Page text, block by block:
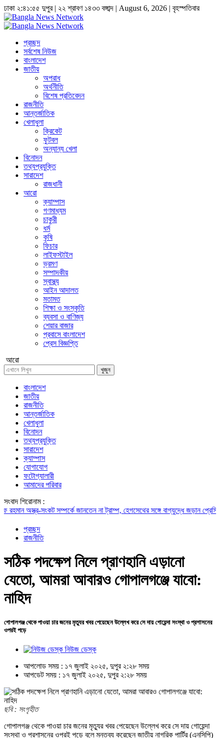
ঢাকা ২:৪১:৫৫ দুপুর| ২২ শ্রাবণ ১৪৩৩ বঙ্গাব্দ | August 6, 2026 | বৃহস্পতিবার
প্রচ্ছদ
সর্বশেষ নিউজ
বাংলাদেশ
জাতীয়
অপরাধ
অর্থনীতি
বিশেষ প্রতিবেদন
রাজনীতি
আন্তর্জাতিক
খেলাধুলা
ক্রিকেট
ফুটবল
অন্যান্য খেলা
বিনোদন
তথ্যপ্রযুক্তি
সারাদেশ
রাজধানী
আরো
ক্যাম্পাস
গণমাধ্যম
চাকুরী
ধর্ম
কৃষি
ফিচার
লাইফস্টাইল
ভ্রমণ
সম্পাদকীয়
স্বাস্থ্য
আইন আদালত
মতামত
শিক্ষা ও সংস্কৃতি
ব্যবসা ও বাণিজ্য
শেয়ার বাজার
প্রবাসে বাংলাদেশ
প্রেস বিজ্ঞপ্তি
আরো
খুজুন
বাংলাদেশ
জাতীয়
রাজনীতি
আন্তর্জাতিক
খেলাধুলা
বিনোদন
তথ্যপ্রযুক্তি
সারাদেশ
ক্যাম্পাস
যোগাযোগ
ফটোগ্যালারী
আমাদের পরিবার
সংবাদ শিরোনাম :
অস্ত্র-সংকট সম্পর্কে জানতেন না ট্রাম্প, হেগসেথের সঙ্গে বাগ্‌যুদ্ধে জড়ান প্রেসিডেন্ট
প্রচ্ছদ
রাজনীতি
সঠিক পদক্ষেপ নিলে প্রাণহানি এড়ানো
যেতো, আমরা আবারও গোপালগঞ্জে যাবো:
নাহিদ
গোপালগঞ্জ থেকে পাওয়া চার জনের মৃত্যুর খবর পেয়েছেন উল্লেখ করে সে দায় গোয়েন্দা সংস্থা ও প্রশাসনের
ওপরই পড়ে
নিউজ ডেস্ক
আপলোড সময় : ১৭ জুলাই ২০২৫, দুপুর ২:২৮ সময়
আপডেট সময় : ১৭ জুলাই ২০২৫, দুপুর ২:২৮ সময়
ছবি : সংগৃহীত
গোপালগঞ্জ থেকে পাওয়া চার জনের মৃত্যুর খবর পেয়েছেন উল্লেখ করে সে দায় গোয়েন্দা
সংস্থা ও প্রশাসনের ওপরই পড়ে বলে মন্তব্য করেছেন জাতীয় নাগরিক পার্টির (এনসিপি)